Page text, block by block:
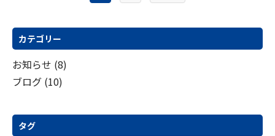
ペ
ー
ジ
カテゴリー
お知らせ (8)
ブログ (10)
タグ